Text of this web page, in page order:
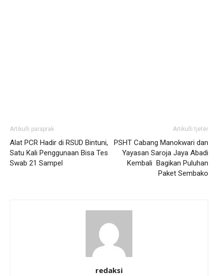
Artikulli paraprak
Alat PCR Hadir di RSUD Bintuni,
Satu Kali Penggunaan Bisa Tes
Swab 21 Sampel
Artikulli tjetër
PSHT Cabang Manokwari dan
Yayasan Saroja Jaya Abadi
Kembali Bagikan Puluhan
Paket Sembako
redaksi